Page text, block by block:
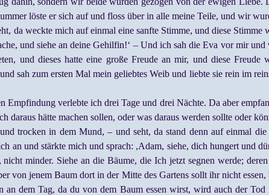
löste er sich auf und floss über in alle meine Teile, und wir
da weckte mich auf einmal eine sanfte Stimme, und diese Stimme
und siehe an deine Gehilfin!‘ – Und ich sah die Eva vor mir
und dieses hatte eine große Freude an mir, und diese Freude
sah zum ersten Mal mein geliebtes Weib und liebte sie rein im
Empfindung verlebte ich drei Tage und drei Nächte. Da aber
daraus hätte machen sollen, oder was daraus werden sollte oder
trocken in dem Mund, – und seht, da stand denn auf einmal
an und stärkte mich und sprach: ,Adam, siehe, dich hungert und
minder. Siehe an die Bäume, die Ich jetzt segnen werde;
von jenem Baum dort in der Mitte des Gartens sollt ihr nicht
an dem Tag, da du von dem Baum essen wirst, wird auch der